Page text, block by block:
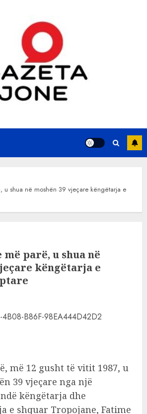
u shua në moshën 39 vjeçare këngëtarja e
më parë, u shua në
këngëtarja e
më 12 gusht të vitit 1987, u
39 vjeçare nga një
këngëtarja dhe
e shquar Tropojane, Fatime